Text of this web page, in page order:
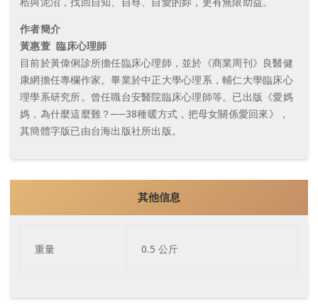
作者簡介
黃惠萱 臨床心理師
目前於黃偉俐診所擔任臨床心理師，並於《商業周刊》良醫健
康網擔任專欄作家。畢業於中正大學心理系，輔仁大學臨床心
理學系研究所。曾任職台安醫院臨床心理師等。已出版《愛媽
媽，為什麼這麼難？──38種暖方式，把母女關係愛回來》，
其簡體字版已由台海出版社所出版。
其他信息
重量 0.5 公斤